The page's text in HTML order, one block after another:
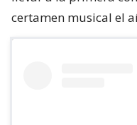
certamen musical el